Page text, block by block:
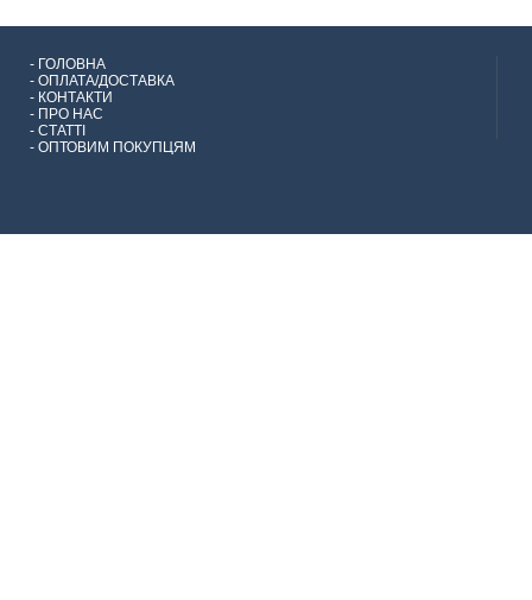
- ГОЛОВНА
- ОПЛАТА/ДОСТАВКА
- КОНТАКТИ
- ПРО НАС
- СТАТТІ
- ОПТОВИМ ПОКУПЦЯМ